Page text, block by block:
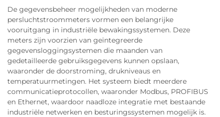
De gegevensbeheer mogelijkheden van moderne
persluchtstroommeters vormen een belangrijke
vooruitgang in industriële bewakingssystemen. Deze
meters zijn voorzien van geïntegreerde
gegevensloggingsystemen die maanden van
gedetailleerde gebruiksgegevens kunnen opslaan,
waaronder de doorstroming, drukniveaus en
temperatuurmetingen. Het systeem biedt meerdere
communicatieprotocollen, waaronder Modbus, PROFIBUS
en Ethernet, waardoor naadloze integratie met bestaande
industriële netwerken en besturingssystemen mogelijk is.